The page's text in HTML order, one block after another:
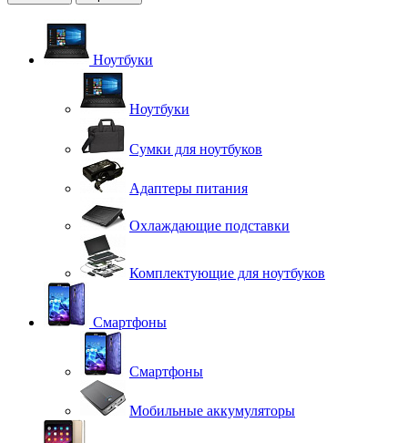
Ноутбуки
Ноутбуки
Сумки для ноутбуков
Адаптеры питания
Охлаждающие подставки
Комплектующие для ноутбуков
Смартфоны
Смартфоны
Мобильные аккумуляторы